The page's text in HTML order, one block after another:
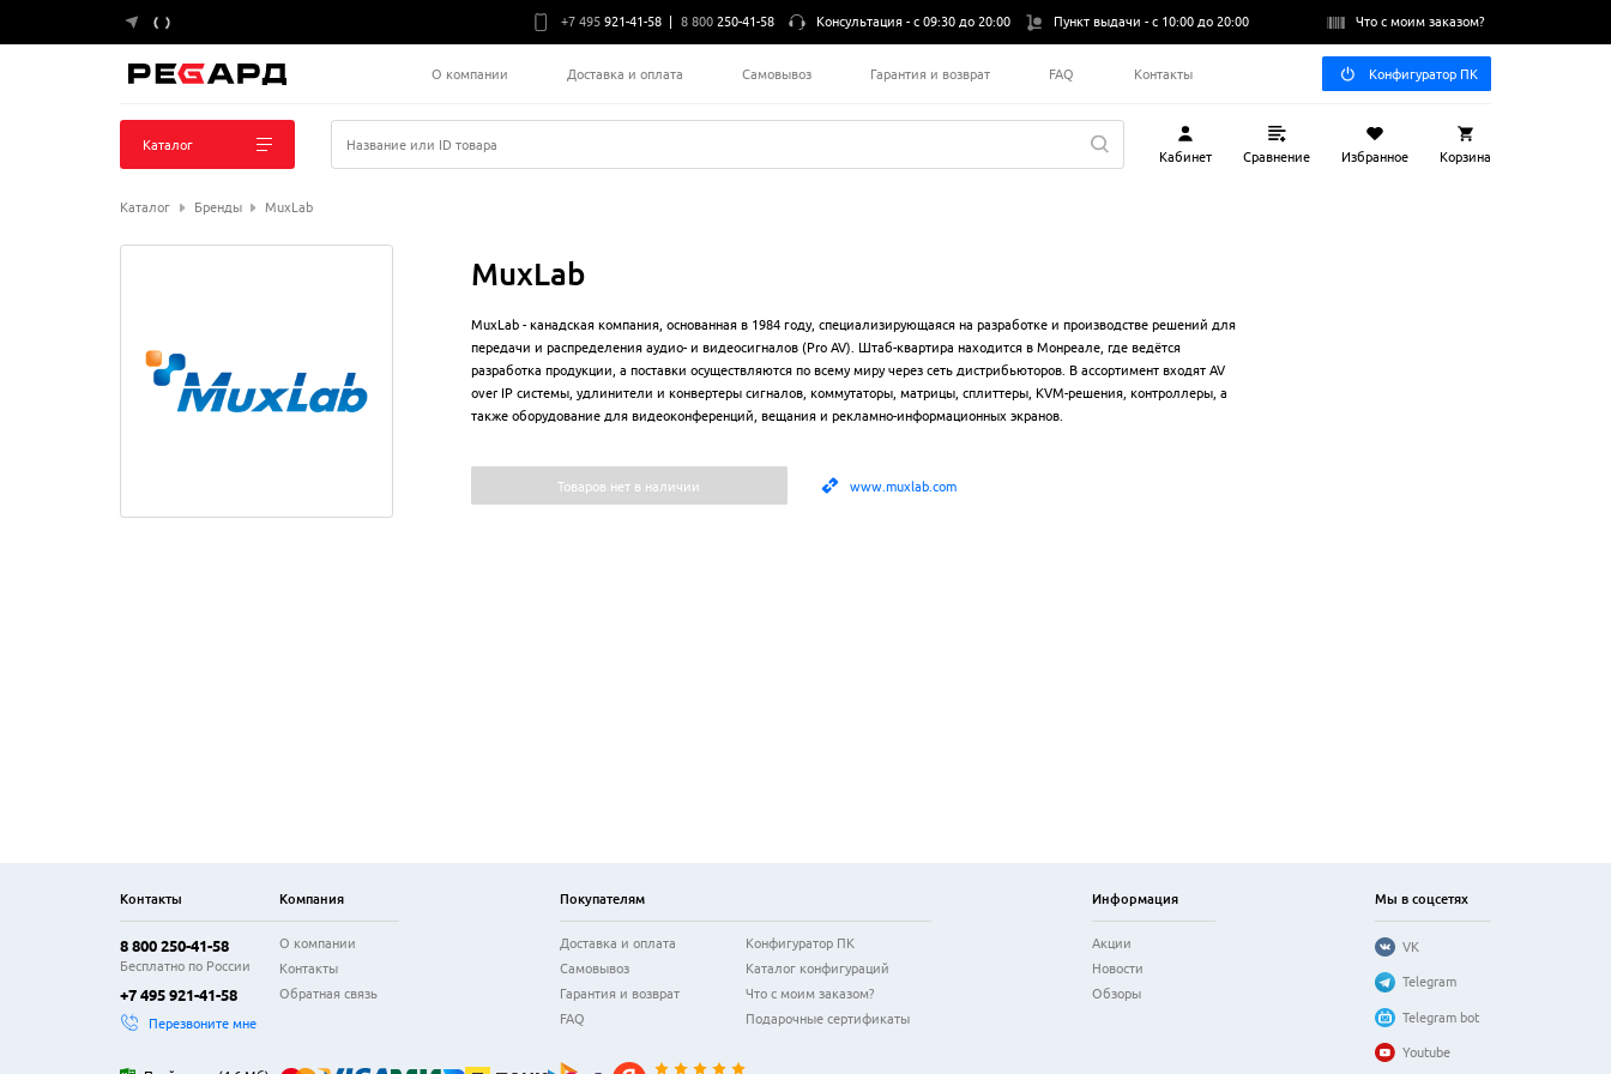
+7 495 921-41-58 8 800 250-41-58 Консультация -с 09:30 до 20:00 Пункт выдачи -с 10:00 до 20:00 Что с моим заказом?
О компании Доставка и оплата Самовывоз Гарантия и возврат FAQ Контакты Конфигуратор ПК
Каталог Название или ID товара
Кабинет Сравнение Избранное Корзина
Каталог Бренды MuxLab
MuxLab
MuxLab - канадская компания, основанная в 1984 году, специализирующаяся на разработке и производстве решений для
передачи и распределения аудио- и видеосигналов (Pro AV). Штаб-квартира находится в Монреале, где ведётся
разработка продукции, а поставки осуществляются по всему миру через сеть дистрибьюторов. В ассортимент входят AV
over IP системы, удлинители и конвертеры сигналов, коммутаторы, матрицы, сплиттеры, KVM-решения, контроллеры, а
также оборудование для видеоконференций, вещания и рекламно-информационных экранов.
Товаров нет в наличии www.muxlab.com
Контакты
8 800 250-41-58
Бесплатно по России
+7 495 921-41-58
Перезвоните мне
Компания
О компании
Контакты
Обратная связь
Покупателям
Доставка и оплата
Самовывоз
Гарантия и возврат
FAQ
Конфигуратор ПК
Каталог конфигураций
Что с моим заказом?
Подарочные сертификаты
Информация
Акции
Новости
Обзоры
Мы в соцсетях
VK
Telegram
Telegram bot
Youtube